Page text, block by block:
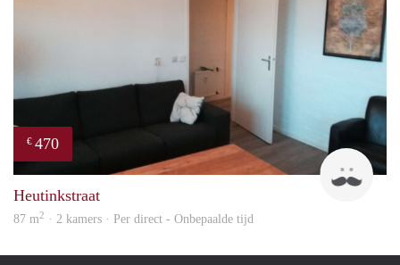
€ 470
Heutinkstraat
87 m2 · 2 kamers · Per direct - Onbepaalde tijd